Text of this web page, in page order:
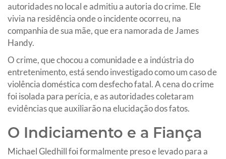
autoridades no local e admitiu a autoria do crime. Ele
vivia na residência onde o incidente ocorreu, na
companhia de sua mãe, que era namorada de James
Handy.
O crime, que chocou a comunidade e a indústria do
entretenimento, está sendo investigado como um caso de
violência doméstica com desfecho fatal. A cena do crime
foi isolada para perícia, e as autoridades coletaram
evidências que auxiliarão na elucidação dos fatos.
O Indiciamento e a Fiança
Michael Gledhill foi formalmente preso e levado para a